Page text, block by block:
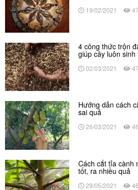
19/02/2021
4 công thức trộn
giúp cây luôn
02/03/2021
Hướng dẫn cách
sai quả
26/03/2021
Cách cắt tỉa cành
tốt, ra nhiều quả
29/05/2021